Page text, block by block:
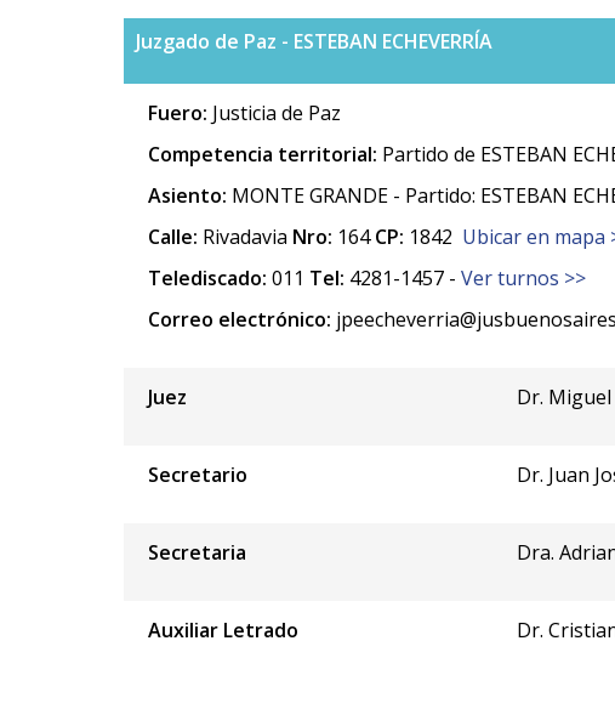
Juzgado de Paz - ESTEBAN ECHEVERRÍA
Fuero: Justicia de Paz
Competencia territorial: Partido de ESTEBAN
Asiento: MONTE GRANDE - Partido: ESTEBAN
Calle: Rivadavia Nro: 164CP: 1842 Ubicar en mapa
Telediscado: 011 Tel: 4281-1457 - Ver turnos >>
Correo electrónico:
Juez Dr.
Secretario Dr. Juan
Secretaria Dra.
Auxiliar Letrado Dr.